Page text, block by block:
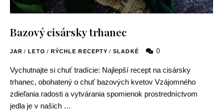
Bazový cisársky trhanec
JAR / LETO / RÝCHLE RECEPTY / SLADKÉ 0
Vychutnajte si chuť tradície: Najlepší recept na cisársky
trhanec, obohatený o chuť bazových kvetov Vzájomného
zdieľania radosti a vytvárania spomienok prostredníctvom
jedla je v našich …